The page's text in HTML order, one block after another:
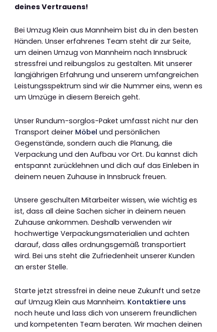
deines Vertrauens!
Bei Umzug Klein aus Mannheim bist du in den besten
Händen. Unser erfahrenes Team steht dir zur Seite,
um deinen Umzug von Mannheim nach Innsbruck
stressfrei und reibungslos zu gestalten. Mit unserer
langjährigen Erfahrung und unserem umfangreichen
Leistungsspektrum sind wir die Nummer eins, wenn es
um Umzüge in diesem Bereich geht.
Unser Rundum-sorglos-Paket umfasst nicht nur den
Transport deiner Möbel und persönlichen
Gegenstände, sondern auch die Planung, die
Verpackung und den Aufbau vor Ort. Du kannst dich
entspannt zurücklehnen und dich auf das Einleben in
deinem neuen Zuhause in Innsbruck freuen.
Unsere geschulten Mitarbeiter wissen, wie wichtig es
ist, dass all deine Sachen sicher in deinem neuen
Zuhause ankommen. Deshalb verwenden wir
hochwertige Verpackungsmaterialien und achten
darauf, dass alles ordnungsgemäß transportiert
wird. Bei uns steht die Zufriedenheit unserer Kunden
an erster Stelle.
Starte jetzt stressfrei in deine neue Zukunft und setze
auf Umzug Klein aus Mannheim. Kontaktiere uns
noch heute und lass dich von unserem freundlichen
und kompetenten Team beraten. Wir machen deinen